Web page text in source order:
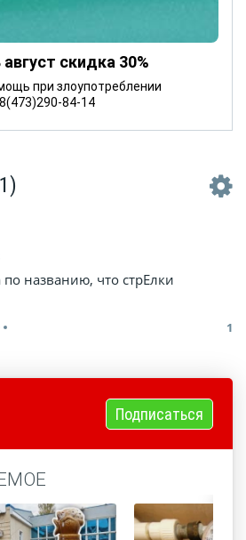
скидка 30%
при злоупотреблении
84-14
названию, что стрЕлки
1
Подписаться